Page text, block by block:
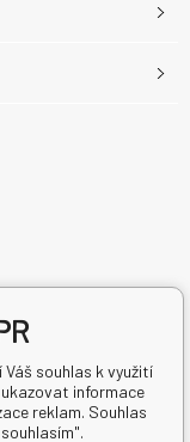
souhlas k využití
informace
reklam. Souhlas